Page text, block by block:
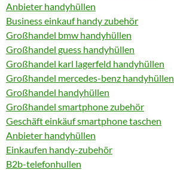
Anbieter handyhüllen
Business einkauf handy zubehör
Großhandel bmw handyhüllen
Großhandel guess handyhüllen
Großhandel karl lagerfeld handyhüllen
Großhandel mercedes-benz handyhüllen
Großhandel handyhüllen
Großhandel smartphone zubehör
Geschäft einkäuf smartphone taschen
Anbieter handyhüllen
Einkaufen handy-zubehör
B2b-telefonhullen